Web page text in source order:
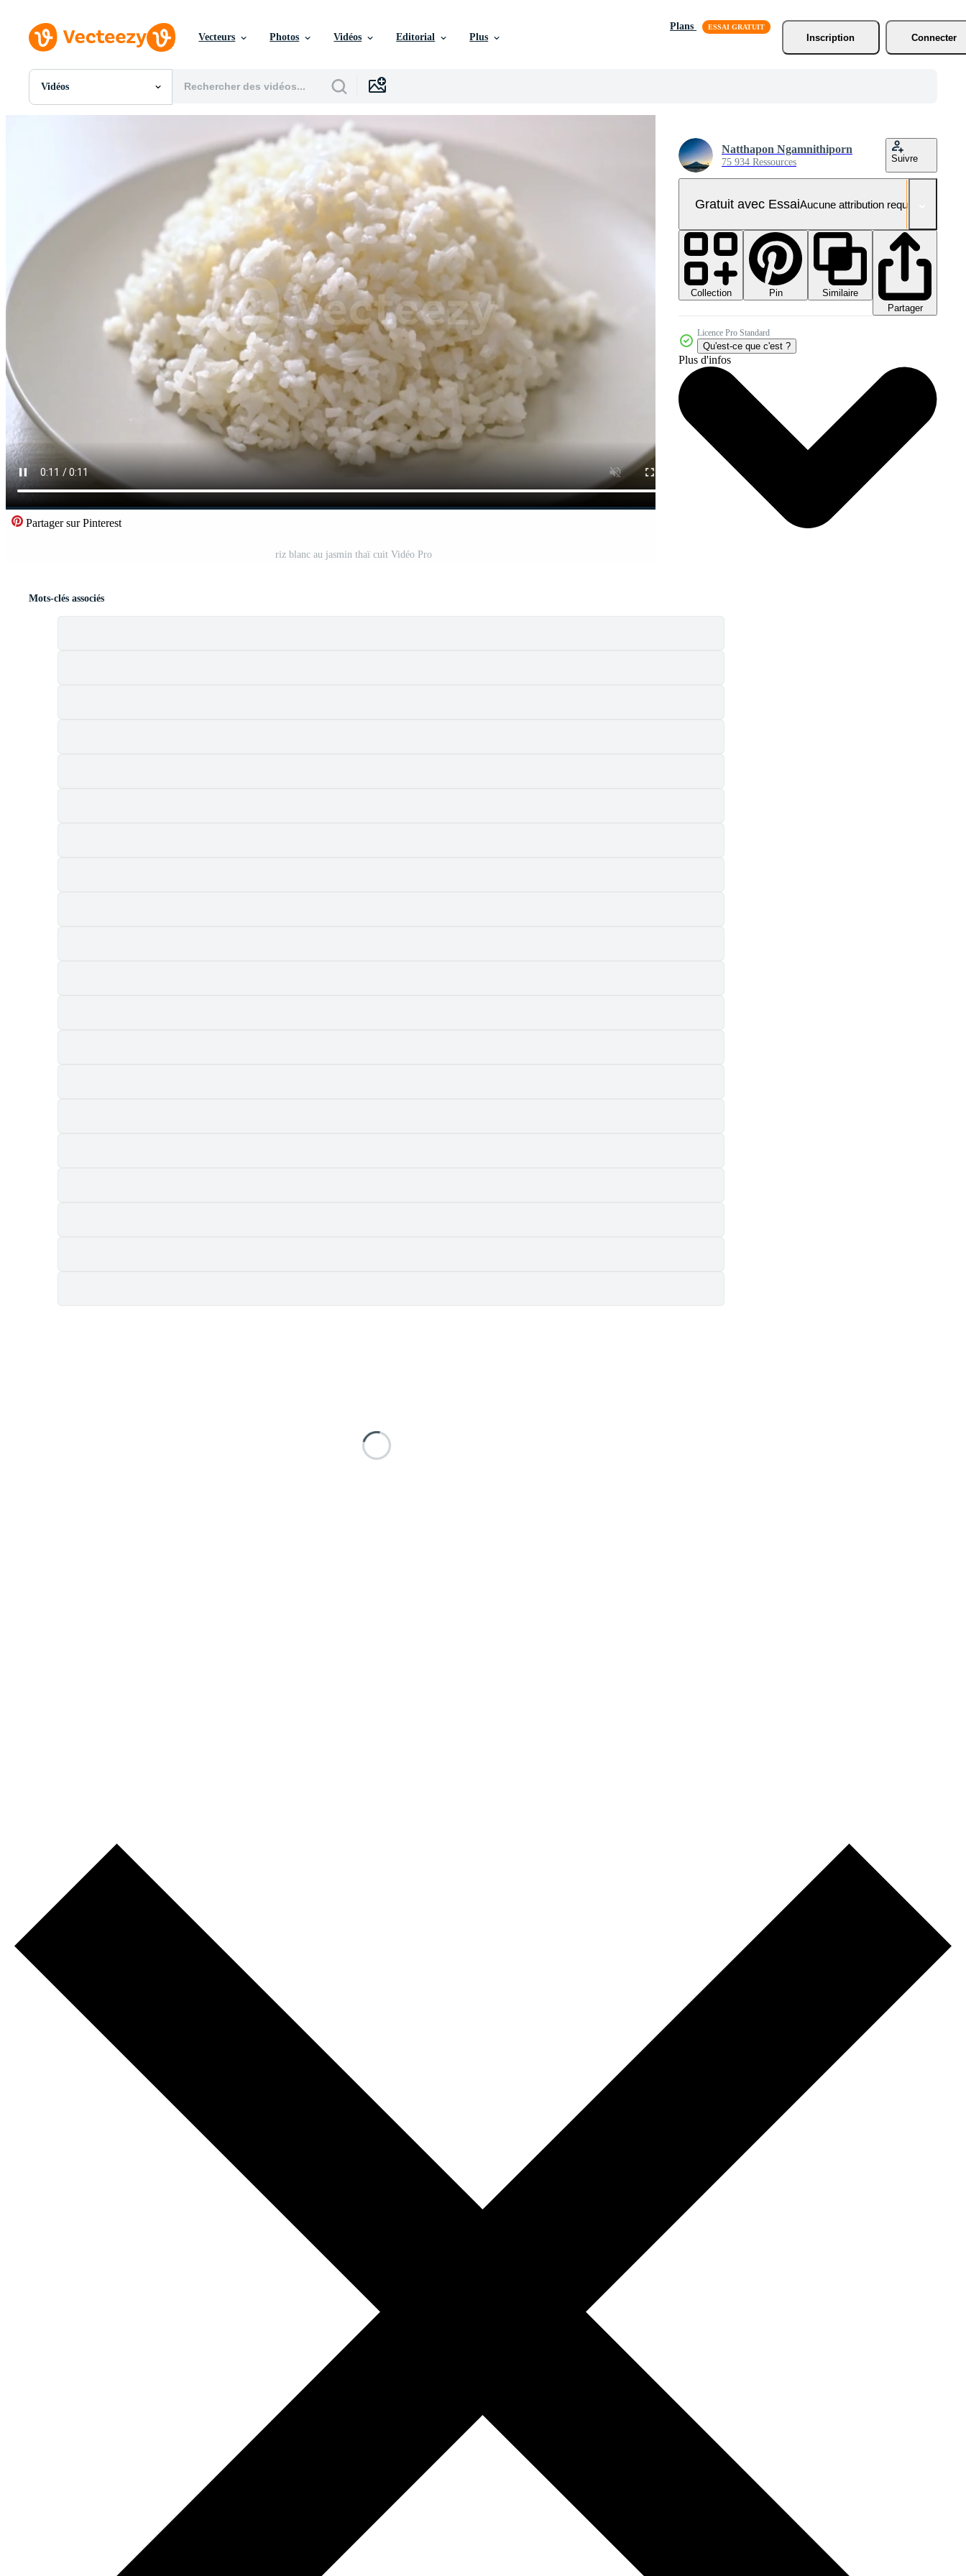
Vecteurs Photos Vidéos Editorial Plus
Plans
Inscription
Connecter
Vidéos
Toutes Images
Vecteurs
Vidéos
Motion graphics
Événements Éditoriaux
Partager sur Pinterest
riz blanc au jasmin thaï cuit Vidéo Pro
Natthapon Ngamnithiporn
75 934 Ressources Suivre
Gratuit avec EssaiAucune attribution requise
Collection Pin
Similaire
Partager
Licence Pro Standard
Qu'est-ce que c'est ?
Plus d'infos
Mots-clés associés